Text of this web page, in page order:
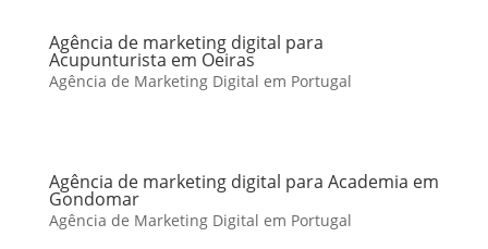
Agência de marketing digital para
Acupunturista em Oeiras
Agência de Marketing Digital em Portugal
Agência de marketing digital para Academia em
Gondomar
Agência de Marketing Digital em Portugal